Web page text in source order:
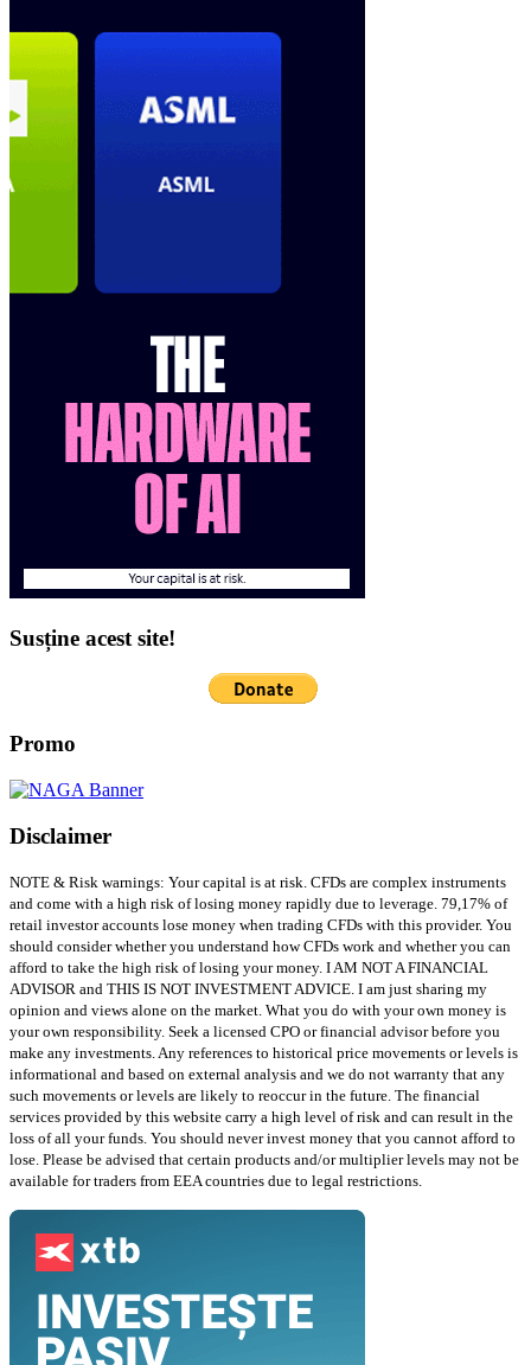
Susține acest site!
Promo
Disclaimer
NOTE & Risk warnings: Your capital is at risk. CFDs are complex instruments
and come with a high risk of losing money rapidly due to leverage. 79,17% of
retail investor accounts lose money when trading CFDs with this provider. You
should consider whether you understand how CFDs work and whether you can
afford to take the high risk of losing your money. I AM NOT A FINANCIAL
ADVISOR and THIS IS NOT INVESTMENT ADVICE. I am just sharing my
opinion and views alone on the market. What you do with your own money is
your own responsibility. Seek a licensed CPO or financial advisor before you
make any investments. Any references to historical price movements or levels is
informational and based on external analysis and we do not warranty that any
such movements or levels are likely to reoccur in the future. The financial
services provided by this website carry a high level of risk and can result in the
loss of all your funds. You should never invest money that you cannot afford to
lose. Please be advised that certain products and/or multiplier levels may not be
available for traders from EEA countries due to legal restrictions.